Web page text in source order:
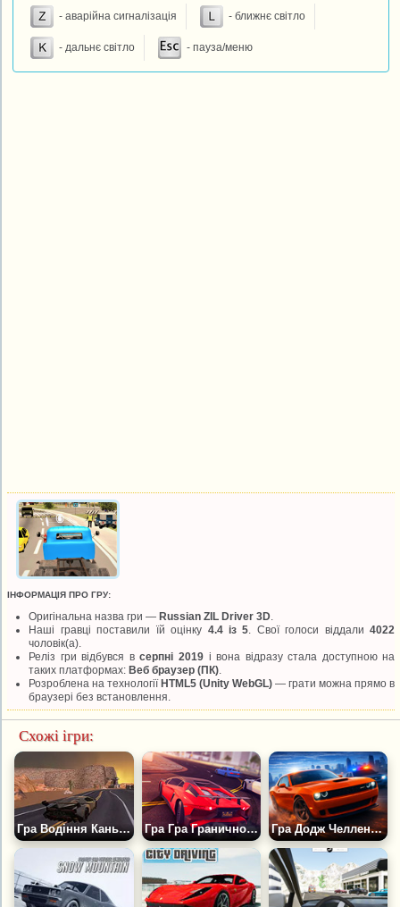
- аварійна сигналізація - ближнє світло
- дальнє світло - пауза/меню
ІНФОРМАЦІЯ ПРО ГРУ:
Оригінальна назва гри —Russian ZIL Driver 3D
Наші гравці поставили їй оцінку 4.4 із 5 . Свої голоси віддали4022
чоловік(а).
Реліз гри відбувся всерпні 2019і вона відразу стала доступною на
таких платформах:Веб браузер (ПК)
Розроблена на технологіїHTML5 (Unity WebGL) — грати можна прямо в
браузері без встановлення.
Схожі ігри:
Гра Водіння Каньйоном Гра Гра Гранично швидкісне водіння Гра Додж Челленджер: Міський Водій